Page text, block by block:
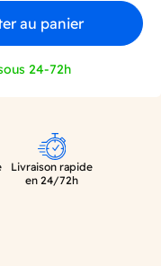
au panier
24-72h
Livraison rapide
en 24/72h